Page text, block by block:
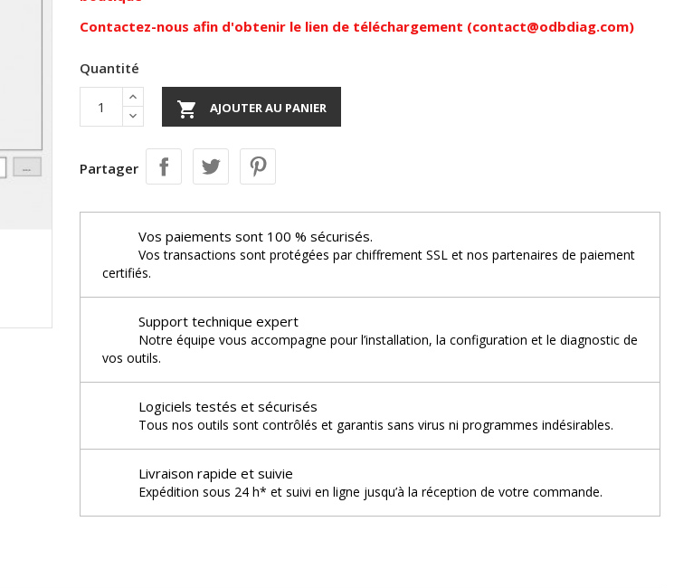
Contactez-nous afin d'obtenir le lien de téléchargement (contact@odbdiag.com)
Quantité
 AJOUTER AU PANIER
Partager
Vos paiements sont 100 % sécurisés.
Vos transactions sont protégées par chiffrement SSL et nos partenaires de paiement
certifiés.
Support technique expert
Notre équipe vous accompagne pour l’installation, la configuration et le diagnostic de
vos outils.
Logiciels testés et sécurisés
Tous nos outils sont contrôlés et garantis sans virus ni programmes indésirables.
Livraison rapide et suivie
Expédition sous 24 h* et suivi en ligne jusqu’à la réception de votre commande.